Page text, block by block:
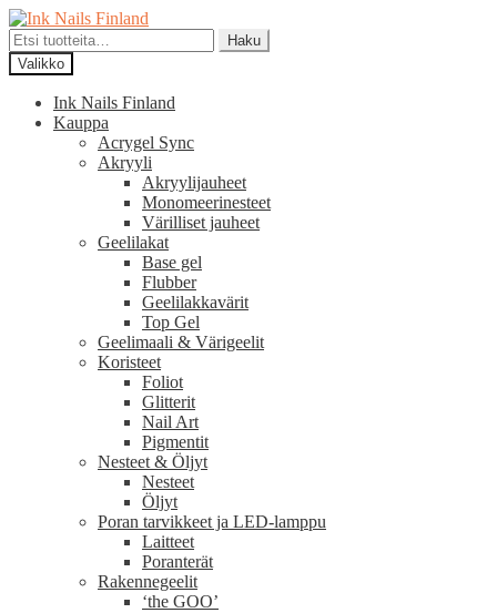
Siirry
navigointiin
Siirry
sisältöön
Etsi:
Haku
Valikko
Ink Nails Finland
Kauppa
Acrygel Sync
Akryyli
Akryylijauheet
Monomeerinesteet
Värilliset jauheet
Geelilakat
Base gel
Flubber
Geelilakkavärit
Top Gel
Geelimaali & Värigeelit
Koristeet
Foliot
Glitterit
Nail Art
Pigmentit
Nesteet & Öljyt
Nesteet
Öljyt
Poran tarvikkeet ja LED-lamppu
Laitteet
Poranterät
Rakennegeelit
‘the GOO’